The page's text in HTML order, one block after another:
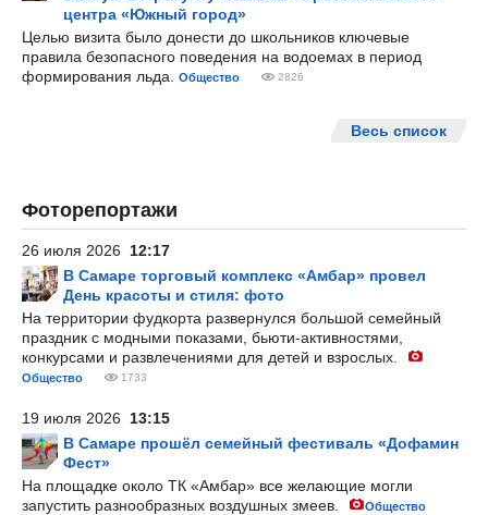
центра «Южный город»
Целью визита было донести до школьников ключевые
правила безопасного поведения на водоемах в период
формирования льда.
Общество 2826
Весь список
Фоторепортажи
26 июля 2026 12:17
В Самаре торговый комплекс «Амбар» провел
День красоты и стиля: фото
На территории фудкорта развернулся большой семейный
праздник с модными показами, бьюти-активностями,
конкурсами и развлечениями для детей и взрослых.
Общество 1733
19 июля 2026 13:15
В Самаре прошёл семейный фестиваль «Дофамин
Фест»
На площадке около ТК «Амбар» все желающие могли
запустить разнообразных воздушных змеев.
Общество